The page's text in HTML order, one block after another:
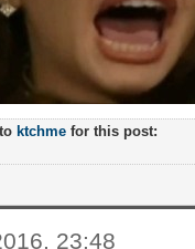
ktchme for this post:
23:48